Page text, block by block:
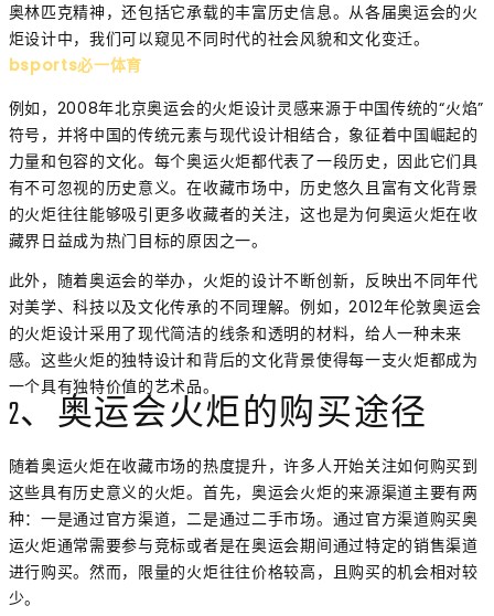
奥林匹克精神，还包括它承载的丰富历史信息。从各届奥运会的火
炬设计中，我们可以窥见不同时代的社会风貌和文化变迁。
bsports必一体育
例如，2008年北京奥运会的火炬设计灵感来源于中国传统的“火焰”
符号，并将中国的传统元素与现代设计相结合，象征着中国崛起的
力量和包容的文化。每个奥运火炬都代表了一段历史，因此它们具
有不可忽视的历史意义。在收藏市场中，历史悠久且富有文化背景
的火炬往往能够吸引更多收藏者的关注，这也是为何奥运火炬在收
藏界日益成为热门目标的原因之一。
此外，随着奥运会的举办，火炬的设计不断创新，反映出不同年代
对美学、科技以及文化传承的不同理解。例如，2012年伦敦奥运会
的火炬设计采用了现代简洁的线条和透明的材料，给人一种未来
感。这些火炬的独特设计和背后的文化背景使得每一支火炬都成为
一个具有独特价值的艺术品。
2、奥运会火炬的购买途径
随着奥运火炬在收藏市场的热度提升，许多人开始关注如何购买到
这些具有历史意义的火炬。首先，奥运会火炬的来源渠道主要有两
种：一是通过官方渠道，二是通过二手市场。通过官方渠道购买奥
运火炬通常需要参与竞标或者是在奥运会期间通过特定的销售渠道
进行购买。然而，限量的火炬往往价格较高，且购买的机会相对较
少。